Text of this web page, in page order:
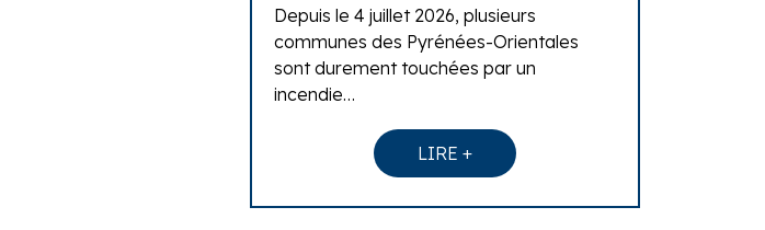
Depuis le 4 juillet 2026, plusieurs
communes des Pyrénées-Orientales
sont durement touchées par un
incendie…
LIRE +